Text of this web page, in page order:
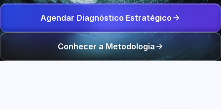
Agendar Diagnóstico Estratégico
Conhecer a Metodologia